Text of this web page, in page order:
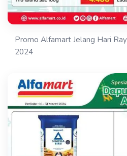
Promo Alfamart Jelang Hari
2024